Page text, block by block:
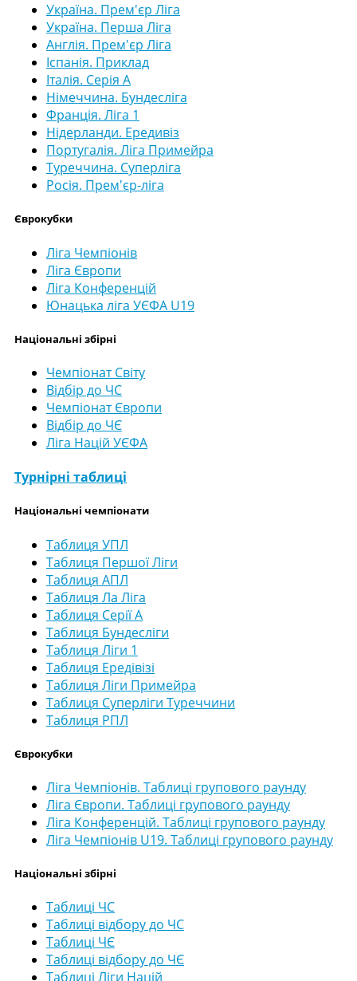
Україна. Прем'єр Ліга
Україна. Перша Ліга
Англія. Прем'єр Ліга
Іспанія. Приклад
Італія. Серія А
Німеччина. Бундесліга
Франція. Ліга 1
Нідерланди. Ередивіз
Португалія. Ліга Примейра
Туреччина. Суперліга
Росія. Прем'єр-ліга
Єврокубки
Ліга Чемпіонів
Ліга Європи
Ліга Конференцій
Юнацька ліга УЄФА U19
Національні збірні
Чемпіонат Світу
Відбір до ЧС
Чемпіонат Європи
Відбір до ЧЄ
Ліга Націй УЄФА
Турнірні таблиці
Національні чемпіонати
Таблиця УПЛ
Таблиця Першої Ліги
Таблиця АПЛ
Таблиця Ла Ліга
Таблиця Серії А
Таблиця Бундесліги
Таблиця Ліги 1
Таблиця Ередівізі
Таблиця Ліги Примейра
Таблиця Суперліги Туреччини
Таблиця РПЛ
Єврокубки
Ліга Чемпіонів. Таблиці групового раунду
Ліга Європи. Таблиці групового раунду
Ліга Конференцій. Таблиці групового раунду
Ліга Чемпіонів U19. Таблиці групового раунду
Національні збірні
Таблиці ЧС
Таблиці відбору до ЧС
Таблиці ЧЄ
Таблиці відбору до ЧЄ
Таблиці Ліги Націй